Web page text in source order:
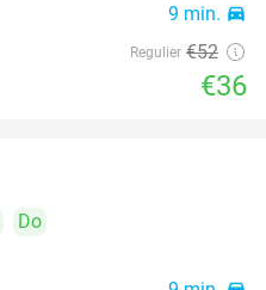
9 min. directions_car
Regulier €52
€36
Do